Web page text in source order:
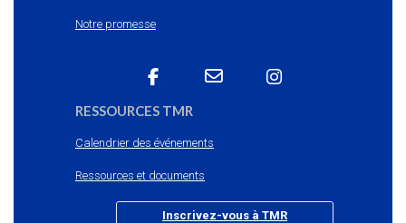
Notre promesse
RESSOURCES TMR
Calendrier des événements
Ressources et documents
Inscrivez-vous à TMR